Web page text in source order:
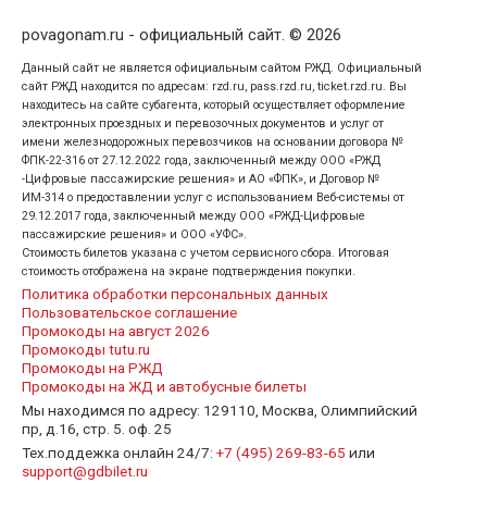
povagonam.ru - официальный сайт. © 2026
Данный сайт не является официальным сайтом РЖД. Официальный
сайт РЖД находится по адресам: rzd.ru, pass.rzd.ru, ticket.rzd.ru. Вы
находитесь на сайте субагента, который осуществляет оформление
электронных проездных и перевозочных документов и услуг от
имени железнодорожных перевозчиков на основании договора №
ФПК-22-316 от 27.12.2022 года, заключенный между ООО «РЖД
-Цифровые пассажирские решения» и АО «ФПК», и Договор №
ИМ-314 о предоставлении услуг с использованием Веб-системы от
29.12.2017 года, заключенный между ООО «РЖД-Цифровые
пассажирские решения» и ООО «УФС».
Стоимость билетов указана с учетом сервисного сбора. Итоговая
стоимость отображена на экране подтверждения покупки.
Политика обработки персональных данных
Пользовательское соглашение
Промокоды на август 2026
Промокоды tutu.ru
Промокоды на РЖД
Промокоды на ЖД и автобусные билеты
Мы находимся по адресу: 129110, Москва, Олимпийский
пр, д.16, стр. 5. оф. 25
Тех.поддежка онлайн 24/7: +7 (495) 269-83-65 или
support@gdbilet.ru